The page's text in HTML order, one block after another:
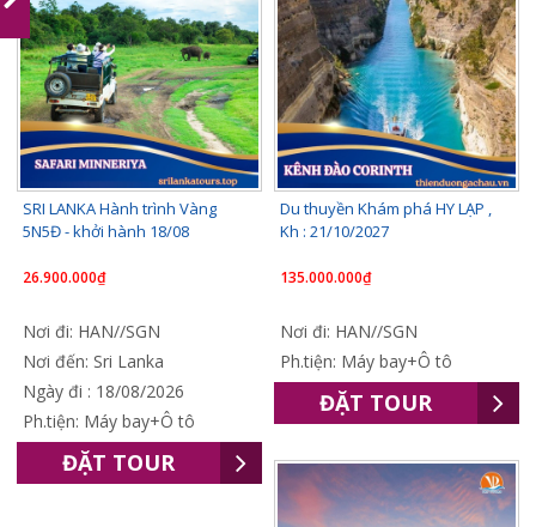
SRI LANKA Hành trình Vàng
5N5Đ - khởi hành 18/08
26.900.000₫
Nơi đi: HAN//SGN
Nơi đến: Sri Lanka
Ngày đi : 18/08/2026
Ph.tiện: Máy bay+Ô tô
ĐẶT TOUR
Du thuyền Khám phá HY LẠP ,
Kh : 21/10/2027
135.000.000₫
Nơi đi: HAN//SGN
Ph.tiện: Máy bay+Ô tô
ĐẶT TOUR